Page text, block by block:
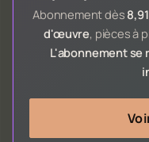
Abonnement dès
d'œuvre, pièces à
L'abonnement se